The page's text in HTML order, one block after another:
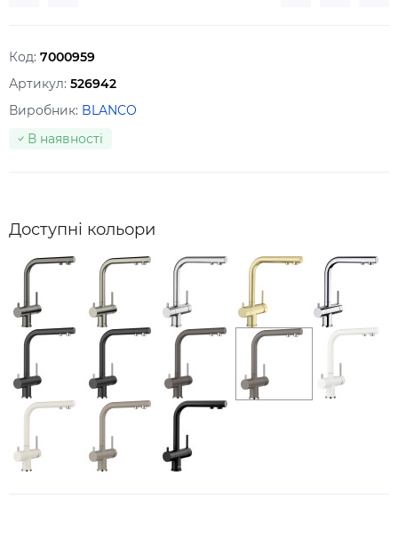
Код: 7000959
Артикул: 526942
Виробник: BLANCO
В наявності
Доступні кольори